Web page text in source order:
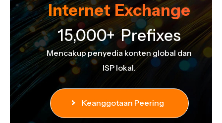
Internet Exchange
15,000+ Prefixes
Mencakup penyedia konten global dan
ISP lokal.
Keanggotaan Peering